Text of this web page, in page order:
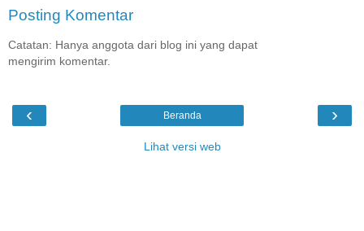
Posting Komentar
Catatan: Hanya anggota dari blog ini yang dapat
mengirim komentar.
‹ ›
Beranda
Lihat versi web